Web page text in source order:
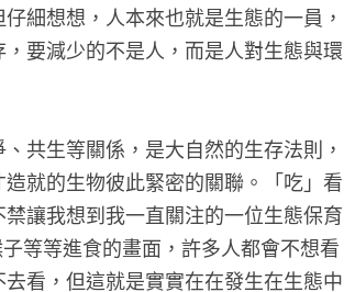
細想想，人本來也就是生態的一員，
要減少的不是人，而是人對生態與環
共生等關係，是大自然的生存法則，
就的生物彼此緊密的關聯。「吃」看
讓我想到我一直關注的一位生態保育
等等進食的畫面，許多人都會不想看
看，但這就是實實在在發生在生態中